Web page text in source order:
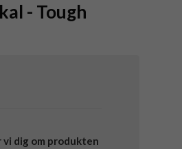
- Tough
vi dig om produkten